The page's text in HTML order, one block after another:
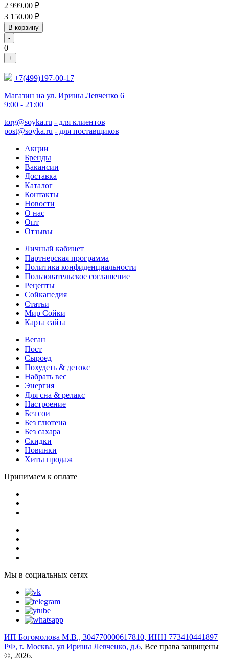
2 999.00 ₽
3 150.00 ₽
В корзину
-
0
+
+7(499)197-00-17
Магазин на ул. Ирины Левченко 6
9:00 - 21:00
torg@soyka.ru - для клиентов
post@soyka.ru - для поставщиков
Акции
Бренды
Вакансии
Доставка
Каталог
Контакты
Новости
О нас
Опт
Отзывы
Личный кабинет
Партнерская программа
Политика конфиденциальности
Пользовательское соглашение
Рецепты
Сойкапедия
Статьи
Мир Сойки
Карта сайта
Веган
Пост
Сыроед
Похудеть & детокс
Набрать вес
Энергия
Для сна & релакс
Настроение
Без сои
Без глютена
Без сахара
Скидки
Новинки
Хиты продаж
Принимаем к оплате
Мы в социальных сетях
ИП Богомолова М.В., 304770000617810, ИНН 773410441897
РФ, г. Москва, ул Ирины Левченко, д.6, Все права защищены
©, 2026.